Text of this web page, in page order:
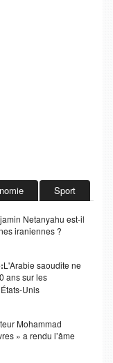
Sport
Netanyahu est-il
iraniennes ?
L'Arabie saoudite ne
ans sur les
Unis
Mohammad
» a rendu l’âme